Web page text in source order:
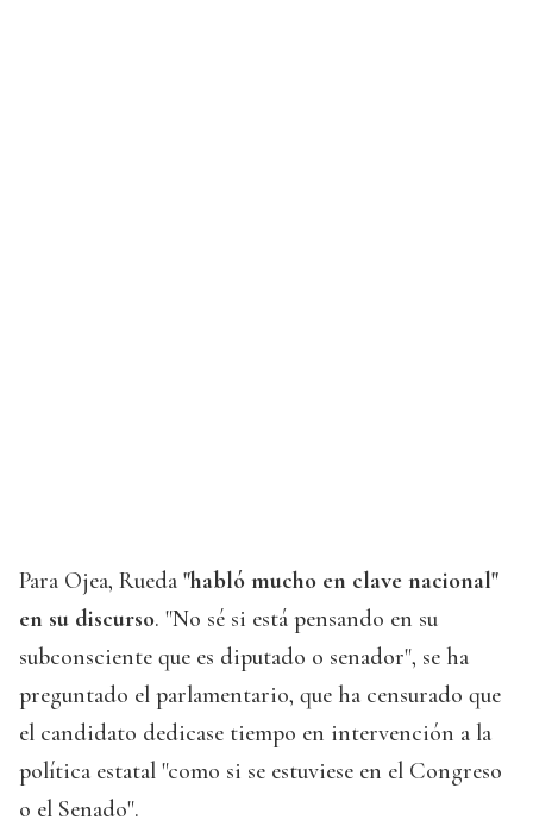
Para Ojea, Rueda "habló mucho en clave nacional"
en su discurso. "No sé si está pensando en su
subconsciente que es diputado o senador", se ha
preguntado el parlamentario, que ha censurado que
el candidato dedicase tiempo en intervención a la
política estatal "como si se estuviese en el Congreso
o el Senado".